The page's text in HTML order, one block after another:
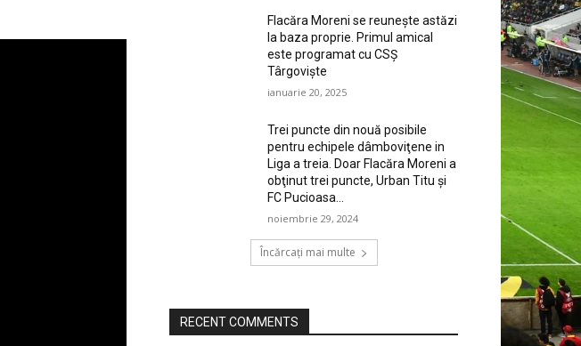
Flacăra Moreni se reuneşte astăzi
la baza proprie. Primul amical
este programat cu CSȘ
Târgovişte
ianuarie 20, 2025
Trei puncte din nouă posibile
pentru echipele dâmboviţene in
Liga a treia. Doar Flacăra Moreni a
obţinut trei puncte, Urban Titu şi
FC Pucioasa...
noiembrie 29, 2024
Încărcați mai multe
RECENT COMMENTS